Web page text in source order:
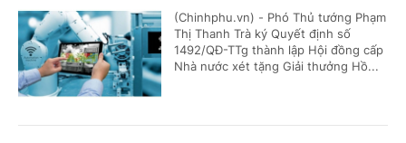
(Chinhphu.vn) - Phó Thủ tướng Phạm
Thị Thanh Trà ký Quyết định số
1492/QĐ-TTg thành lập Hội đồng cấp
Nhà nước xét tặng Giải thưởng Hồ...